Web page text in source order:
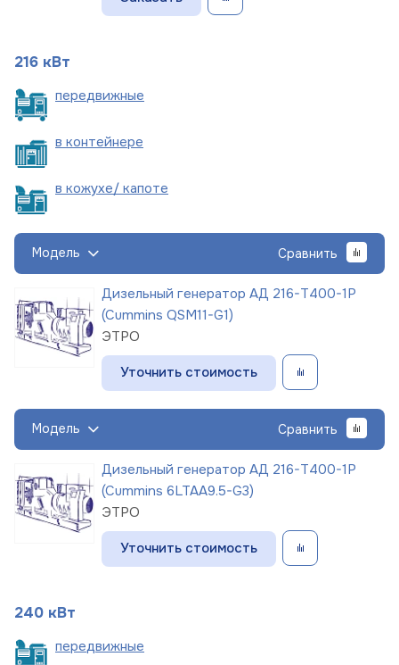
216 кВт
передвижные
в контейнере
в кожухе/ капоте
Модель Сравнить
Дизельный генератор АД 216-Т400-1Р
(Cummins QSM11-G1)
ЭТРО
Уточнить стоимость
Модель Сравнить
Дизельный генератор АД 216-Т400-1Р
(Cummins 6LTAA9.5-G3)
ЭТРО
Уточнить стоимость
240 кВт
передвижные